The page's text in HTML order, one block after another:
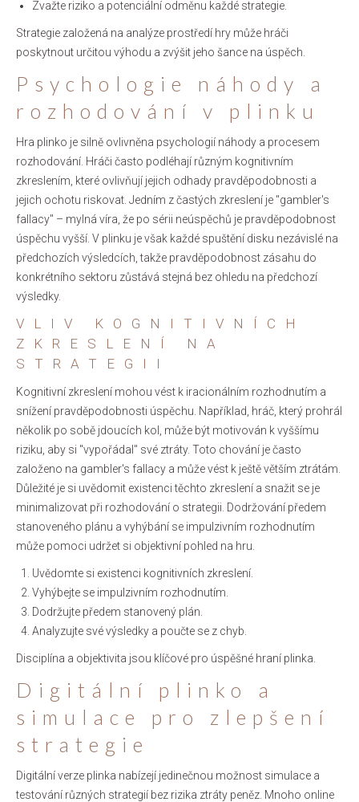
Zvažte riziko a potenciální odměnu každé strategie.
Strategie založená na analýze prostředí hry může hráči
poskytnout určitou výhodu a zvýšit jeho šance na úspěch.
Psychologie náhody a
rozhodování v plinku
Hra plinko je silně ovlivněna psychologií náhody a procesem
rozhodování. Hráči často podléhají různým kognitivním
zkreslením, které ovlivňují jejich odhady pravděpodobnosti a
jejich ochotu riskovat. Jedním z častých zkreslení je "gambler's
fallacy" – mylná víra, že po sérii neúspěchů je pravděpodobnost
úspěchu vyšší. V plinku je však každé spuštění disku nezávislé na
předchozích výsledcích, takže pravděpodobnost zásahu do
konkrétního sektoru zůstává stejná bez ohledu na předchozí
výsledky.
VLIV KOGNITIVNÍCH
ZKRESLENÍ NA
STRATEGII
Kognitivní zkreslení mohou vést k iracionálním rozhodnutím a
snížení pravděpodobnosti úspěchu. Například, hráč, který prohrál
několik po sobě jdoucích kol, může být motivován k vyššímu
riziku, aby si "vypořádal" své ztráty. Toto chování je často
založeno na gambler's fallacy a může vést k ještě větším ztrátám.
Důležité je si uvědomit existenci těchto zkreslení a snažit se je
minimalizovat při rozhodování o strategii. Dodržování předem
stanoveného plánu a vyhýbání se impulzivním rozhodnutím
může pomoci udržet si objektivní pohled na hru.
Uvědomte si existenci kognitivních zkreslení.
Vyhýbejte se impulzivním rozhodnutím.
Dodržujte předem stanovený plán.
Analyzujte své výsledky a poučte se z chyb.
Disciplína a objektivita jsou klíčové pro úspěšné hraní plinka.
Digitální plinko a
simulace pro zlepšení
strategie
Digitální verze plinka nabízejí jedinečnou možnost simulace a
testování různých strategií bez rizika ztráty peněz. Mnoho online